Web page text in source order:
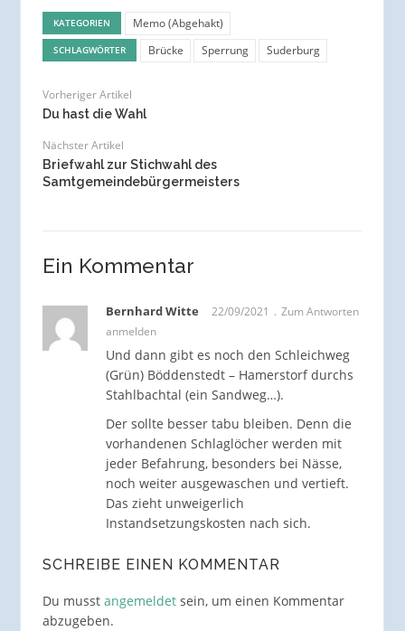
KATEGORIEN Memo (Abgehakt)
SCHLAGWÖRTER Brücke Sperrung Suderburg
Vorheriger Artikel
Du hast die Wahl
Nächster Artikel
Briefwahl zur Stichwahl des
Samtgemeindebürgermeisters
Ein Kommentar
Bernhard Witte 22/09/2021
Zum Antworten
anmelden
Und dann gibt es noch den Schleichweg
(Grün) Böddenstedt – Hamerstorf durchs
Stahlbachtal (ein Sandweg…).
Der sollte besser tabu bleiben. Denn die
vorhandenen Schlaglöcher werden mit
jeder Befahrung, besonders bei Nässe,
noch weiter ausgewaschen und vertieft.
Das zieht unweigerlich
Instandsetzungskosten nach sich.
SCHREIBE EINEN KOMMENTAR
Du musst angemeldetsein, um einen Kommentar
abzugeben.